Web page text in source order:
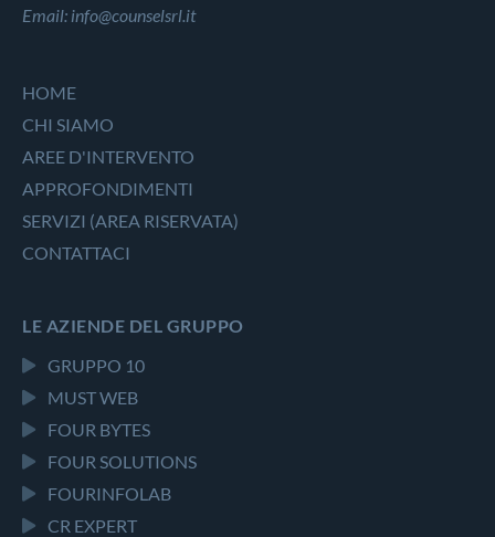
Email: info@counselsrl.it
HOME
CHI SIAMO
AREE D'INTERVENTO
APPROFONDIMENTI
SERVIZI (AREA RISERVATA)
CONTATTACI
LE AZIENDE DEL GRUPPO
GRUPPO 10
MUST WEB
FOUR BYTES
FOUR SOLUTIONS
FOURINFOLAB
CR EXPERT